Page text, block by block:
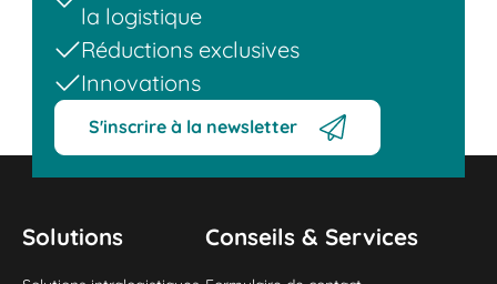
la logistique
Réductions exclusives
Innovations
S'inscrire à la newsletter
Solutions Conseils & Services